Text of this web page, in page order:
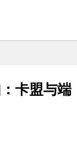
卡盟与端